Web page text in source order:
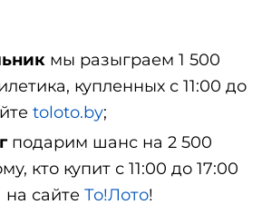
мы разыграем 1 500
купленных с 11:00 до
toloto.by;
подарим шанс на 2 500
кто купит с 11:00 до 17:00
на сайте То!Лото!